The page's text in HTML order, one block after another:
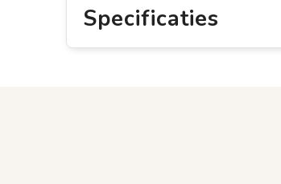
Specificaties